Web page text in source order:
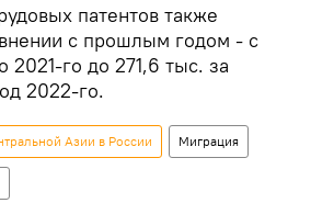
патентов также
с прошлым годом - с
2021-го до 271,6 тыс. за
2022-го.
Азии в России Миграция